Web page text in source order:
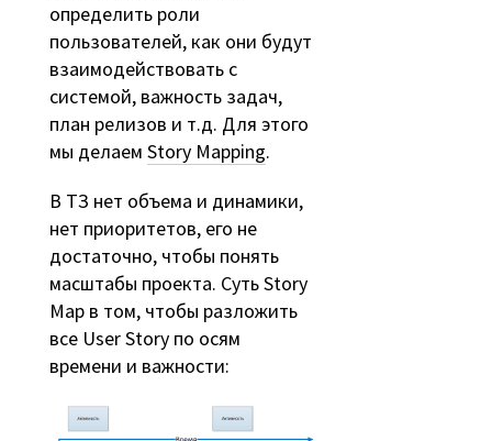
определить роли
пользователей, как они будут
взаимодействовать с
системой, важность задач,
план релизов и т.д. Для этого
мы делаем Story Mapping.
В ТЗ нет объема и динамики,
нет приоритетов, его не
достаточно, чтобы понять
масштабы проекта. Суть Story
Map в том, чтобы разложить
все User Story по осям
времени и важности: